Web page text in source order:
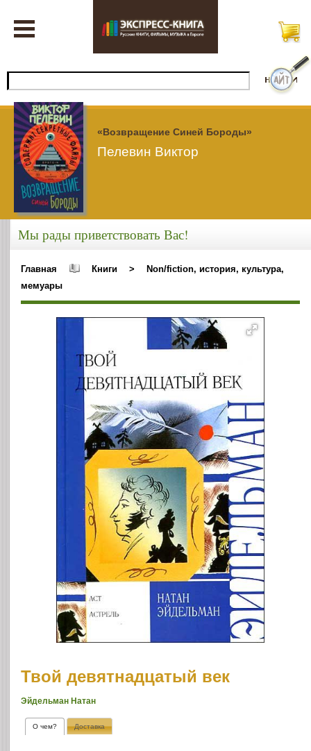
«Возвращение Синей Бороды»
Пелевин Виктор
Мы рады приветствовать Вас!
Главная Книги >
Non/fiction, история, культура,
мемуары
Твой девятнадцатый век
Эйдельман Натан
О чем? Доставка